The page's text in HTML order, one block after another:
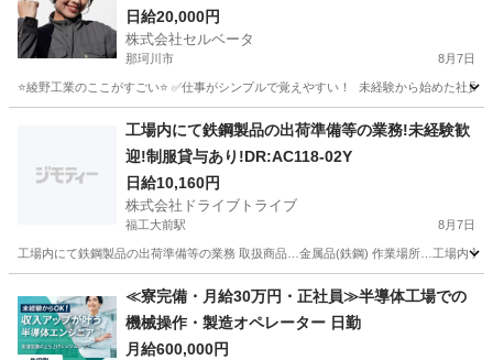
🔰面白い仲間ばかりのシンプル作業⭐️
日給20,000円
株式会社セルベータ
那珂川市 8月7日
⭐綾野工業のここがすごい⭐ ✅仕事がシンプルで覚えやすい！ 未経験から始めた社
軽作業 社長
工場内にて鉄鋼製品の出荷準備等の業務!未経験歓
迎!制服貸与あり!DR:AC118-02Y
日給10,160円
株式会社ドライブトライブ
福工大前駅 8月7日
工場内にて鉄鋼製品の出荷準備等の業務 取扱商品…金属品(鉄鋼) 作業場所…工場
福工大前駅 工場 給料日
≪寮完備・月給30万円・正社員≫半導体工場での
機械操作・製造オペレーター 日勤
月給600,000円